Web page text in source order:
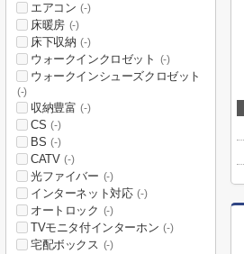
エアコン (-)
床暖房 (-)
床下収納 (-)
ウォークインクロゼット (-)
ウォークインシューズクロゼット
(-)
収納豊富 (-)
CS (-)
BS (-)
CATV (-)
光ファイバー (-)
インターネット対応 (-)
オートロック (-)
TVモニタ付インターホン (-)
宅配ボックス (-)